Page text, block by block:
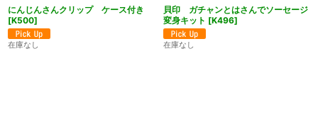
にんじんさんクリップ ケース付き
[K500]
在庫なし
貝印 ガチャンとはさんでソーセージ
変身キット [K496]
在庫なし